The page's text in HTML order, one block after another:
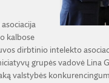
kalbose
dirbtinio intelekto
grupės vadovė Lina
valstybės